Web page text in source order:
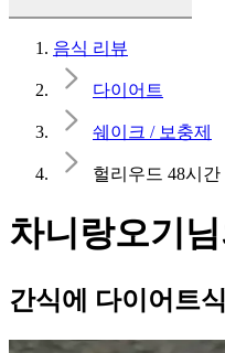
음식 리뷰
다이어트
쉐이크 / 보충제
헐리우드 48시간
차니랑오기
간식에 다이어트